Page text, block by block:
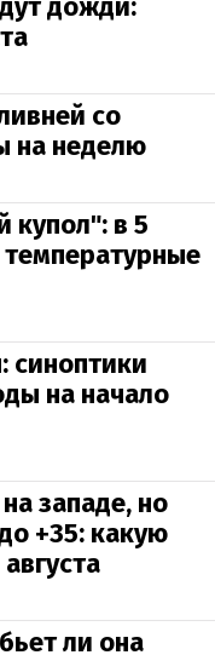
со
на неделю
купол": в 5
синоптики
на начало
западе, но
+35: какую
ли она